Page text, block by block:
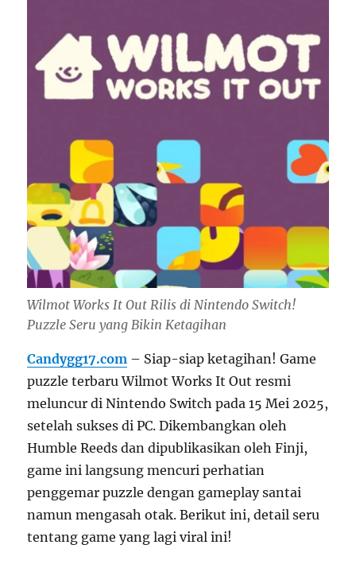
Wilmot Works It Out Rilis di Nintendo Switch!
Puzzle Seru yang Bikin Ketagihan
Candygg17.com – Siap-siap ketagihan! Game
puzzle terbaru Wilmot Works It Out resmi
meluncur di Nintendo Switch pada 15 Mei 2025,
setelah sukses di PC. Dikembangkan oleh
Humble Reeds dan dipublikasikan oleh Finji,
game ini langsung mencuri perhatian
penggemar puzzle dengan gameplay santai
namun mengasah otak. Berikut ini, detail seru
tentang game yang lagi viral ini!